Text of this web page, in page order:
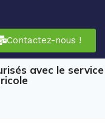
Contactez-nous !
avec le service